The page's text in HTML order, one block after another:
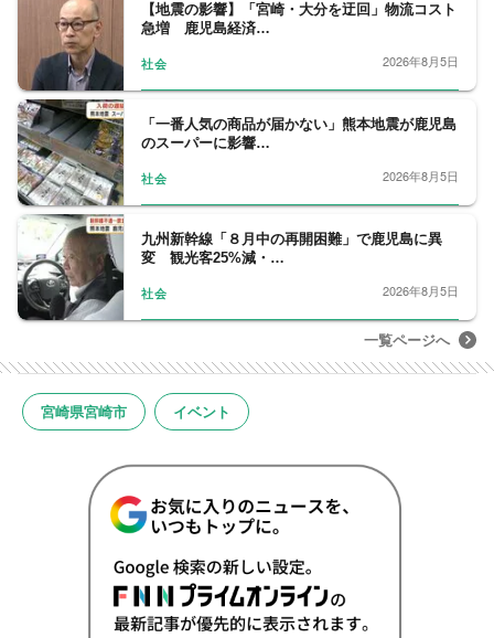
【地震の影響】「宮崎・大分を迂回」物流コスト
急増 鹿児島経済…
社会 2026年8月5日
「一番人気の商品が届かない」熊本地震が鹿児島
のスーパーに影響…
社会 2026年8月5日
九州新幹線「８月中の再開困難」で鹿児島に異
変 観光客25%減・…
社会 2026年8月5日
一覧ページへ
宮崎県宮崎市 イベント